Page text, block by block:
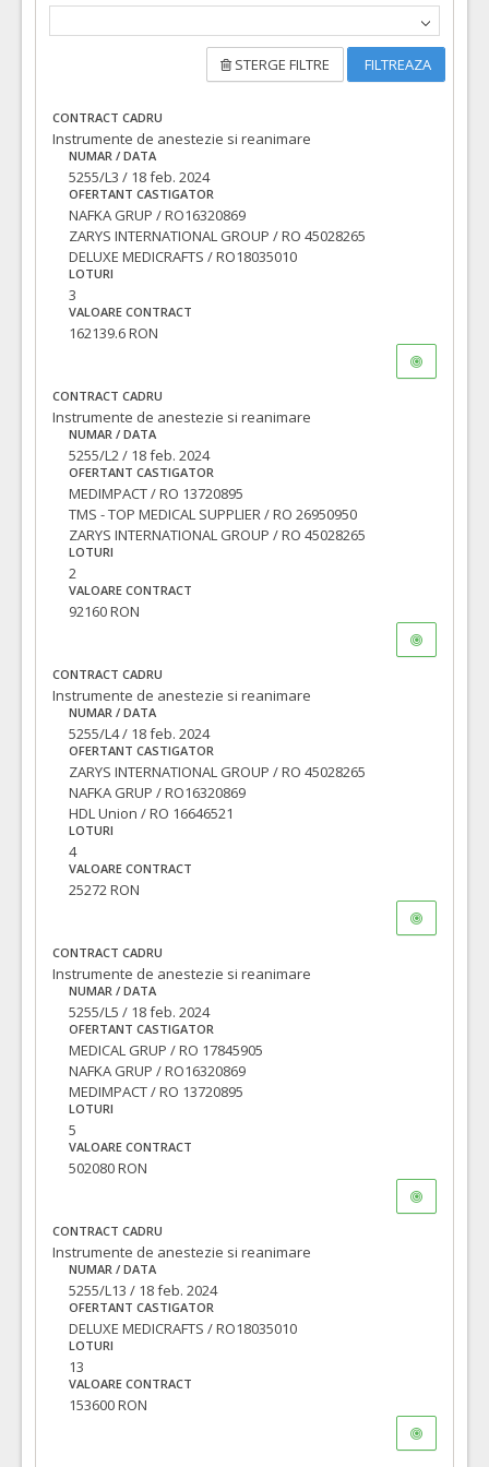
STERGE FILTRE FILTREAZA
CONTRACT CADRU
Instrumente de anestezie si reanimare
NUMAR / DATA
5255/L3 / 18 feb. 2024
OFERTANT CASTIGATOR
NAFKA GRUP / RO16320869
ZARYS INTERNATIONAL GROUP / RO 45028265
DELUXE MEDICRAFTS / RO18035010
LOTURI
3
VALOARE CONTRACT
162139.6 RON
CONTRACT CADRU
Instrumente de anestezie si reanimare
NUMAR / DATA
5255/L2 / 18 feb. 2024
OFERTANT CASTIGATOR
MEDIMPACT / RO 13720895
TMS - TOP MEDICAL SUPPLIER / RO 26950950
ZARYS INTERNATIONAL GROUP / RO 45028265
LOTURI
2
VALOARE CONTRACT
92160 RON
CONTRACT CADRU
Instrumente de anestezie si reanimare
NUMAR / DATA
5255/L4 / 18 feb. 2024
OFERTANT CASTIGATOR
ZARYS INTERNATIONAL GROUP / RO 45028265
NAFKA GRUP / RO16320869
HDL Union / RO 16646521
LOTURI
4
VALOARE CONTRACT
25272 RON
CONTRACT CADRU
Instrumente de anestezie si reanimare
NUMAR / DATA
5255/L5 / 18 feb. 2024
OFERTANT CASTIGATOR
MEDICAL GRUP / RO 17845905
NAFKA GRUP / RO16320869
MEDIMPACT / RO 13720895
LOTURI
5
VALOARE CONTRACT
502080 RON
CONTRACT CADRU
Instrumente de anestezie si reanimare
NUMAR / DATA
5255/L13 / 18 feb. 2024
OFERTANT CASTIGATOR
DELUXE MEDICRAFTS / RO18035010
LOTURI
13
VALOARE CONTRACT
153600 RON